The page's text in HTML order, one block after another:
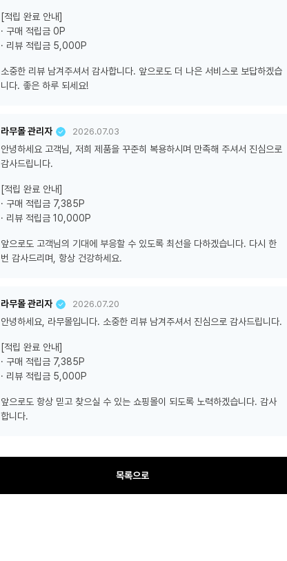
[적립 완료 안내]
· 구매 적립금 0P
· 리뷰 적립금 5,000P
소중한 리뷰 남겨주셔서 감사합니다. 앞으로도 더 나은 서비스로 보답하겠습
니다. 좋은 하루 되세요!
라무몰 관리자 2026.07.03
안녕하세요 고객님, 저희 제품을 꾸준히 복용하시며 만족해 주셔서 진심으로
감사드립니다.
[적립 완료 안내]
· 구매 적립금 7,385P
· 리뷰 적립금 10,000P
앞으로도 고객님의 기대에 부응할 수 있도록 최선을 다하겠습니다. 다시 한
번 감사드리며, 항상 건강하세요.
라무몰 관리자 2026.07.20
안녕하세요, 라무몰입니다. 소중한 리뷰 남겨주셔서 진심으로 감사드립니다.
[적립 완료 안내]
· 구매 적립금 7,385P
· 리뷰 적립금 5,000P
앞으로도 항상 믿고 찾으실 수 있는 쇼핑몰이 되도록 노력하겠습니다. 감사
합니다.
목록으로